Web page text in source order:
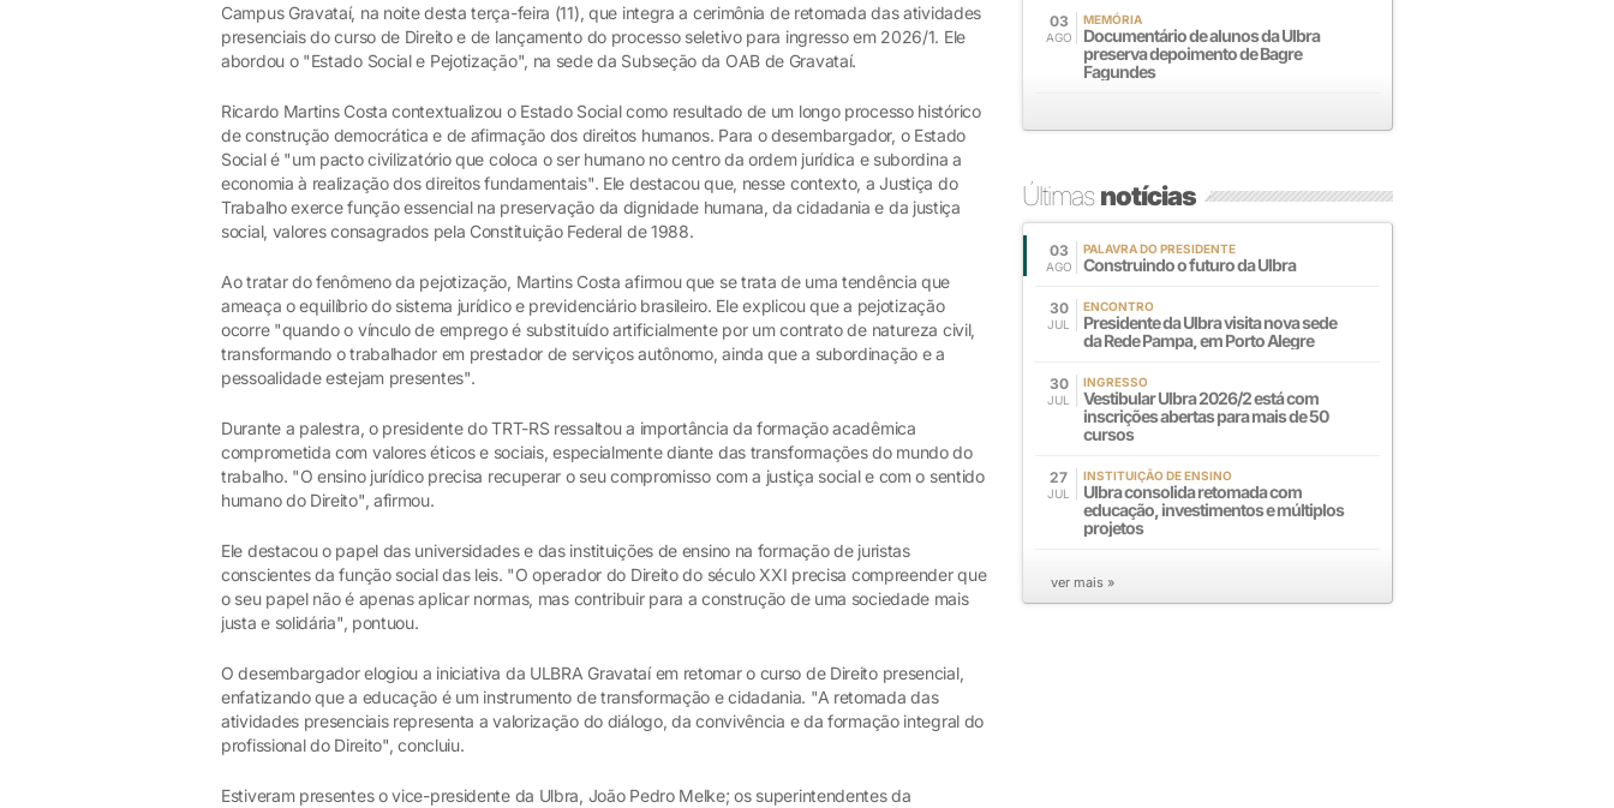
Campus Gravataí, na noite desta terça-feira (11), que integra a cerimônia de retomada das atividades
presenciais do curso de Direito e de lançamento do processo seletivo para ingresso em 2026/1. Ele
abordou o "Estado Social e Pejotização", na sede da Subseção da OAB de Gravataí.
Ricardo Martins Costa contextualizou o Estado Social como resultado de um longo processo histórico
de construção democrática e de afirmação dos direitos humanos. Para o desembargador, o Estado
Social é "um pacto civilizatório que coloca o ser humano no centro da ordem jurídica e subordina a
economia à realização dos direitos fundamentais". Ele destacou que, nesse contexto, a Justiça do
Trabalho exerce função essencial na preservação da dignidade humana, da cidadania e da justiça
social, valores consagrados pela Constituição Federal de 1988.
Ao tratar do fenômeno da pejotização, Martins Costa afirmou que se trata de uma tendência que
ameaça o equilíbrio do sistema jurídico e previdenciário brasileiro. Ele explicou que a pejotização
ocorre "quando o vínculo de emprego é substituído artificialmente por um contrato de natureza civil,
transformando o trabalhador em prestador de serviços autônomo, ainda que a subordinação e a
pessoalidade estejam presentes".
Durante a palestra, o presidente do TRT-RS ressaltou a importância da formação acadêmica
comprometida com valores éticos e sociais, especialmente diante das transformações do mundo do
trabalho. "O ensino jurídico precisa recuperar o seu compromisso com a justiça social e com o sentido
humano do Direito", afirmou.
Ele destacou o papel das universidades e das instituições de ensino na formação de juristas
conscientes da função social das leis. "O operador do Direito do século XXI precisa compreender que
o seu papel não é apenas aplicar normas, mas contribuir para a construção de uma sociedade mais
justa e solidária", pontuou.
O desembargador elogiou a iniciativa da ULBRA Gravataí em retomar o curso de Direito presencial,
enfatizando que a educação é um instrumento de transformação e cidadania. "A retomada das
atividades presenciais representa a valorização do diálogo, da convivência e da formação integral do
profissional do Direito", concluiu.
Estiveram presentes o vice-presidente da Ulbra, João Pedro Melke; os superintendentes da
03
AGO
MEMÓRIA
Documentário de alunos da Ulbra
preserva depoimento de Bagre
Fagundes
Últimasnotícias
03
AGO
PALAVRA DO PRESIDENTE
Construindo o futuro da Ulbra
30
JUL
ENCONTRO
Presidente da Ulbra visita nova sede
da Rede Pampa, em Porto Alegre
30
JUL
INGRESSO
Vestibular Ulbra 2026/2 está com
inscrições abertas para mais de 50
cursos
27
JUL
INSTITUIÇÃO DE ENSINO
Ulbra consolida retomada com
educação, investimentos e múltiplos
projetos
ver mais »